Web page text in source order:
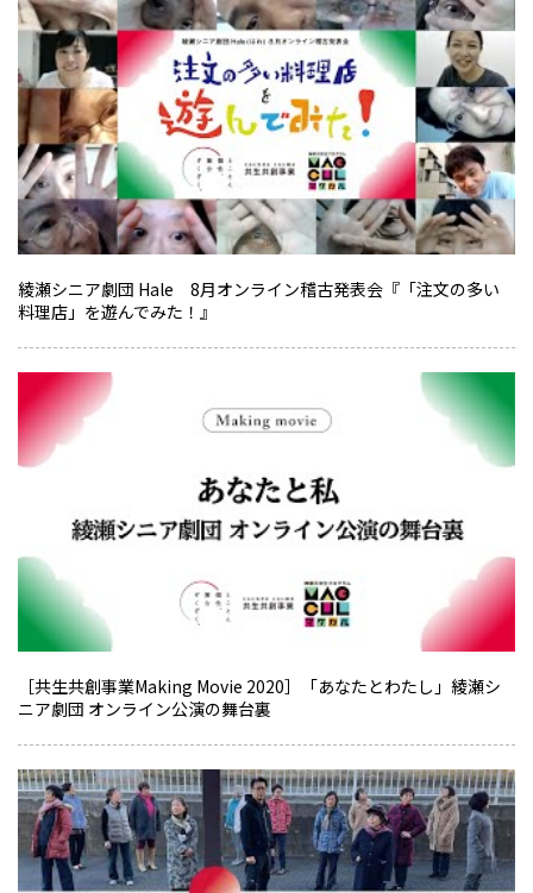
綾瀬シニア劇団 Hale 8月オンライン稽古発表会『「注文の多い
料理店」を遊んでみた！』
［共生共創事業Making Movie 2020］「あなたとわたし」綾瀬シ
ニア劇団 オンライン公演の舞台裏